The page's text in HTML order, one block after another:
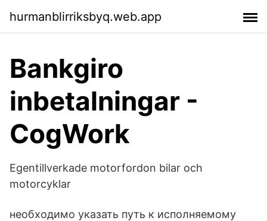
hurmanblirriksbyq.web.app
Bankgiro
inbetalningar -
CogWork
Egentillverkade motorfordon bilar och
motorcyklar
необходимо указать путь к исполняемому